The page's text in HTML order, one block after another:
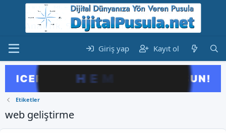
Giriş yap Kayıt ol
Etiketler
web geliştirme